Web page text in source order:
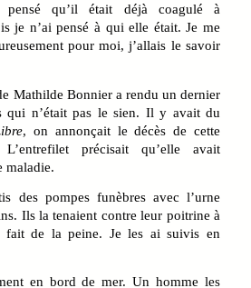
pensé qu’il était déjà coagulé à
je n’ai pensé à qui elle était. Je me
pour moi, j’allais le savoir
Mathilde Bonnier a rendu un dernier
qui n’était pas le sien. Il y avait du
, on annonçait le décès de cette
précisait qu’elle avait
maladie.
des pompes funèbres avec l’urne
Ils la tenaient contre leur poitrine à
fait de la peine. Je les ai suivis en
en bord de mer. Un homme les